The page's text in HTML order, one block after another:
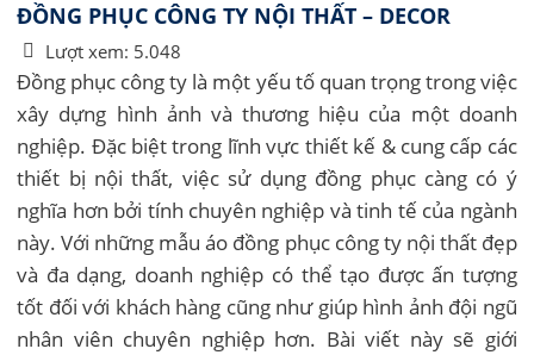
ĐỒNG PHỤC CÔNG TY NỘI THẤT – DECOR
Lượt xem: 5.048
Đồng phục công ty là một yếu tố quan trọng trong việc
xây dựng hình ảnh và thương hiệu của một doanh
nghiệp. Đặc biệt trong lĩnh vực thiết kế & cung cấp các
thiết bị nội thất, việc sử dụng đồng phục càng có ý
nghĩa hơn bởi tính chuyên nghiệp và tinh tế của ngành
này. Với những mẫu áo đồng phục công ty nội thất đẹp
và đa dạng, doanh nghiệp có thể tạo được ấn tượng
tốt đối với khách hàng cũng như giúp hình ảnh đội ngũ
nhân viên chuyên nghiệp hơn. Bài viết này sẽ giới